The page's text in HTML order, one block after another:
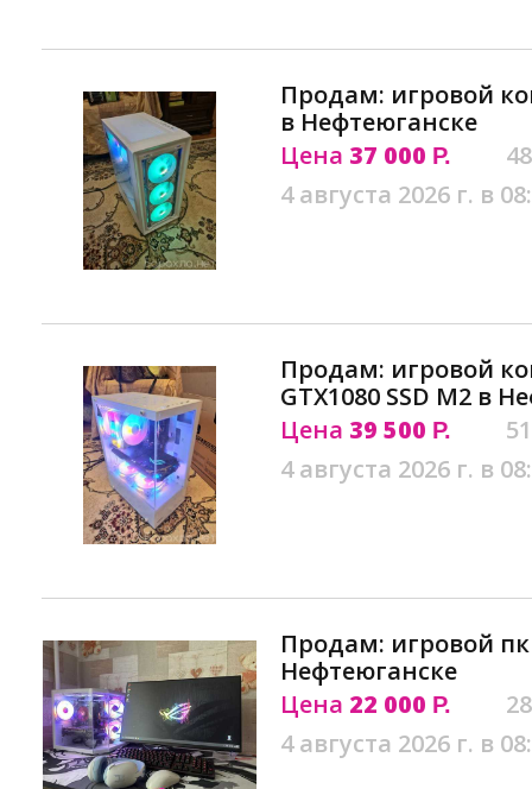
Продам: игровой
в Нефтеюганске
Цена 37 000 Р.
4 августа 2026 г. в
Продам: игровой
GTX1080 SSD M2 в
Цена 39 500 Р.
4 августа 2026 г. в
Продам: игровой
Нефтеюганске
Цена 22 000 Р.
4 августа 2026 г. в